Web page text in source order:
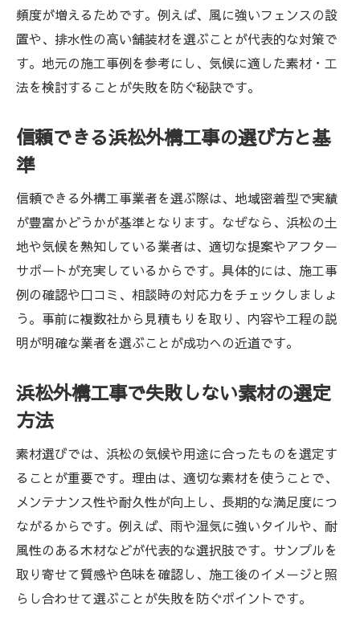
頻度が増えるためです。例えば、風に強いフェンスの設
置や、排水性の高い舗装材を選ぶことが代表的な対策で
す。地元の施工事例を参考にし、気候に適した素材・工
法を検討することが失敗を防ぐ秘訣です。
信頼できる浜松外構工事の選び方と基
準
信頼できる外構工事業者を選ぶ際は、地域密着型で実績
が豊富かどうかが基準となります。なぜなら、浜松の土
地や気候を熟知している業者は、適切な提案やアフター
サポートが充実しているからです。具体的には、施工事
例の確認や口コミ、相談時の対応力をチェックしましょ
う。事前に複数社から見積もりを取り、内容や工程の説
明が明確な業者を選ぶことが成功への近道です。
浜松外構工事で失敗しない素材の選定
方法
素材選びでは、浜松の気候や用途に合ったものを選定す
ることが重要です。理由は、適切な素材を使うことで、
メンテナンス性や耐久性が向上し、長期的な満足度につ
ながるからです。例えば、雨や湿気に強いタイルや、耐
風性のある木材などが代表的な選択肢です。サンプルを
取り寄せて質感や色味を確認し、施工後のイメージと照
らし合わせて選ぶことが失敗を防ぐポイントです。